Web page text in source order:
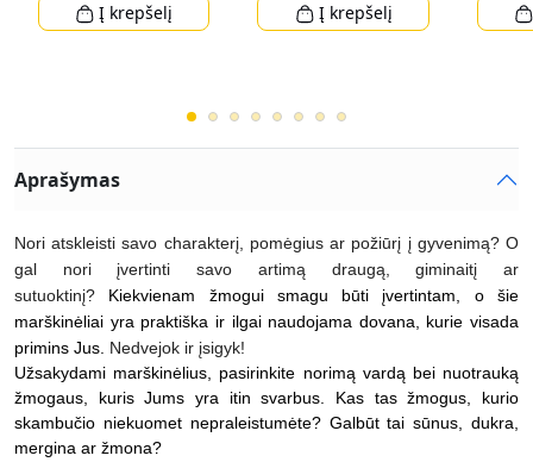
Į krepšelį Į krepšelį
Aprašymas
Nori atskleisti savo charakterį, pomėgius ar požiūrį į gyvenimą? O
gal nori įvertinti savo artimą draugą, giminaitį ar
sutuoktinį? Kiekvienam žmogui smagu būti įvertintam, o šie
marškinėliai yra praktiška ir ilgai naudojama dovana, kurie visada
primins Jus. Nedvejok ir įsigyk!
Užsakydami marškinėlius, pasirinkite norimą vardą bei nuotrauką
žmogaus, kuris Jums yra itin svarbus. Kas tas žmogus, kurio
skambučio niekuomet nepraleistumėte? Galbūt tai sūnus, dukra,
mergina ar žmona?